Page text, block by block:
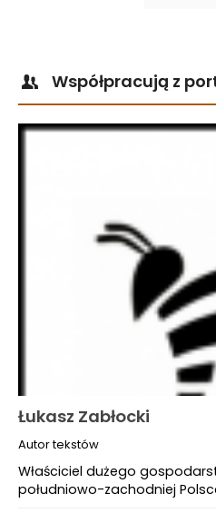
Współpracują z
Łukasz Zabłocki
Autor tekstów
Właściciel dużego
południowo-zachodniej